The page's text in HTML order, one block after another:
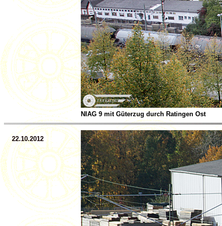
NIAG 9 mit Güterzug durch Ratingen Ost
22.10.2012